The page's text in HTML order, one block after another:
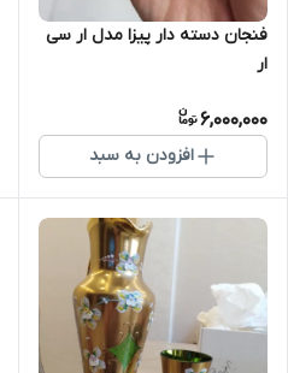
فنجان دسته دار پیزا مدل ار سی
ار
6,000,000
افزودن به سبد